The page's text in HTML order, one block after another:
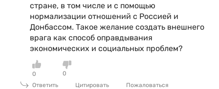
стране, в том числе и с помощью
нормализации отношений с Россией и
Донбассом. Такое желание создать внешнего
врага как способ оправдывания
экономических и социальных проблем?
0
0
Ответить
Цитировать Пожаловаться